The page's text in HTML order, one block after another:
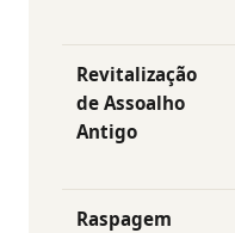
Revitalização
de Assoalho
Antigo
Raspagem